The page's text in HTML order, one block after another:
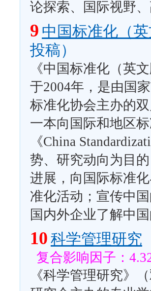
论探索、国际视野
9 中国标准化（英
投稿）
《中国标准化（英
于2004年，是由国
标准化协会主办的
一本向国际和地区
《China
势、研究动向为目
进展，向国际标准
准化活动；宣传中
国内外企业了解中
10 科学管理研究
复合影响因子：
《科学管理研究》